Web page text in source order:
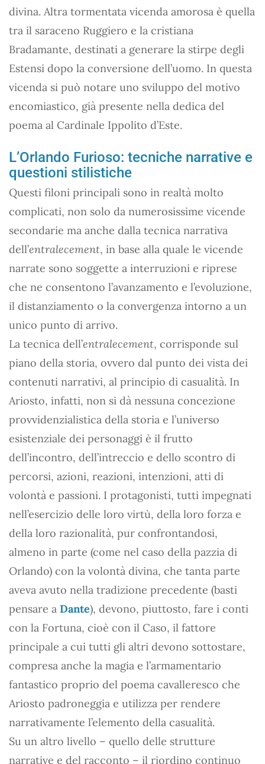
divina. Altra tormentata vicenda amorosa è quella
tra il saraceno Ruggiero e la cristiana
Bradamante, destinati a generare la stirpe degli
Estensi dopo la conversione dell’uomo. In questa
vicenda si può notare uno sviluppo del motivo
encomiastico, già presente nella dedica del
poema al Cardinale Ippolito d’Este.
L’Orlando Furioso: tecniche narrative e
questioni stilistiche
Questi filoni principali sono in realtà molto
complicati, non solo da numerosissime vicende
secondarie ma anche dalla tecnica narrativa
dell’entralecement, in base alla quale le vicende
narrate sono soggette a interruzioni e riprese
che ne consentono l’avanzamento e l’evoluzione,
il distanziamento o la convergenza intorno a un
unico punto di arrivo.
La tecnica dell’entralecement, corrisponde sul
piano della storia, ovvero dal punto dei vista dei
contenuti narrativi, al principio di casualità. In
Ariosto, infatti, non si dà nessuna concezione
provvidenzialistica della storia e l’universo
esistenziale dei personaggi è il frutto
dell’incontro, dell’intreccio e dello scontro di
percorsi, azioni, reazioni, intenzioni, atti di
volontà e passioni. I protagonisti, tutti impegnati
nell’esercizio delle loro virtù, della loro forza e
della loro razionalità, pur confrontandosi,
almeno in parte (come nel caso della pazzia di
Orlando) con la volontà divina, che tanta parte
aveva avuto nella tradizione precedente (basti
pensare a Dante), devono, piuttosto, fare i conti
con la Fortuna, cioè con il Caso, il fattore
principale a cui tutti gli altri devono sottostare,
compresa anche la magia e l’armamentario
fantastico proprio del poema cavalleresco che
Ariosto padroneggia e utilizza per rendere
narrativamente l’elemento della casualità.
Su un altro livello – quello delle strutture
narrative e del racconto – il riordino continuo